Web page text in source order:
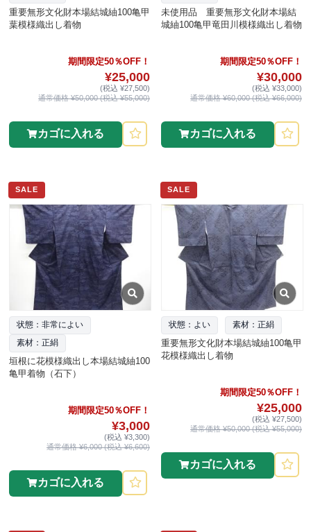
重要無形文化財本場結城紬100亀甲
葉模様織出し着物
期間限定50％OFF！
¥25,000
(税込 ¥27,500)
通常価格 ¥50,000 (税込 ¥55,000)
カゴに入れる
未使用品 重要無形文化財本場結
城紬100亀甲竜田川模様織出し着物
期間限定50％OFF！
¥30,000
(税込 ¥33,000)
通常価格 ¥60,000 (税込 ¥66,000)
カゴに入れる
SALE
状態：非常によい
素材：正絹
垣根に花模様織出し本場結城紬100
亀甲着物（石下）
期間限定50％OFF！
¥3,000
(税込 ¥3,300)
通常価格 ¥6,000 (税込 ¥6,600)
カゴに入れる
SALE
状態：よい 素材：正絹
重要無形文化財本場結城紬100亀甲
花模様織出し着物
期間限定50％OFF！
¥25,000
(税込 ¥27,500)
通常価格 ¥50,000 (税込 ¥55,000)
カゴに入れる